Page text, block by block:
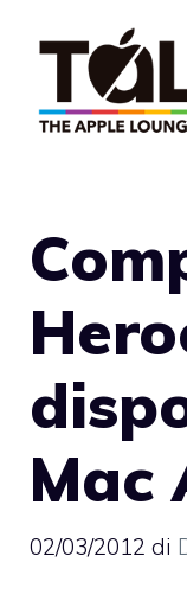
contenuto
Mac
02/03/2012 di